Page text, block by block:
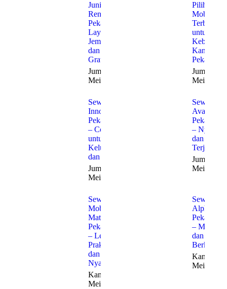
Junior
Rent Car
Pekanbaru:
Layanan
Jemput
dan Antar
Gratis
Jumat, 22
Mei 2026
Pilihan
Mobil
Terbaik
untuk
Kebutuhan
Kantor di
Pekanbaru
Jumat, 22
Mei 2026
Sewa
Innova
Pekanbaru
– Cocok
untuk
Keluarga
dan Bisnis
Jumat, 22
Mei 2026
Sewa
Avanza
Pekanbaru
– Nyaman
dan
Jumat, 22
Mei 2026
Sewa
Mobil
Matic
Pekanbaru
– Lebih
Praktis
dan
Nyaman
Kamis, 21
Mei 2026
Sewa
Alphard
Pekanbaru
– Mewah
dan
Berkelas
Kamis, 21
Mei 2026